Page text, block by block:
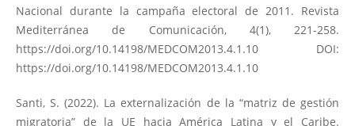
Nacional durante la campaña electoral de 2011. Revista
Mediterránea de Comunicación, 4(1), 221-258.
https://doi.org/10.14198/MEDCOM2013.4.1.10DOI:
https://doi.org/10.14198/MEDCOM2013.4.1.10
Santi, S. (2022). La externalización de la “matriz de gestión
migratoria” de la UE hacia América Latina y el Caribe.